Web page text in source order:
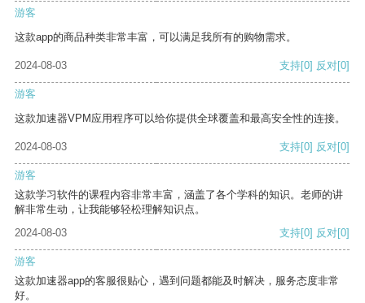
游客
这款app的商品种类非常丰富，可以满足我所有的购物需求。
2024-08-03 支持[0] 反对[0]
游客
这款加速器VPM应用程序可以给你提供全球覆盖和最高安全性的连接。
2024-08-03 支持[0] 反对[0]
游客
这款学习软件的课程内容非常丰富，涵盖了各个学科的知识。老师的讲
解非常生动，让我能够轻松理解知识点。
2024-08-03
支持[0] 反对[0]
游客
这款加速器app的客服很贴心，遇到问题都能及时解决，服务态度非常
好。